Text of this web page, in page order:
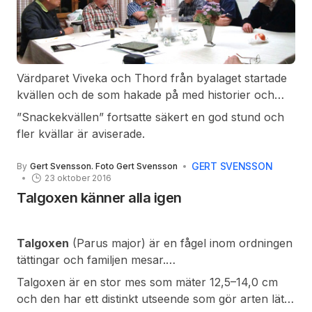
Värdparet Viveka och Thord från byalaget startade
kvällen och de som hakade på med historier och
berättelser var Egon, Alf, Jim, Monika, Jonas,
Hasse, Per och Märta. Det berättades en hel del om
Gottfrid Gunnarsson och som bodde högst upp i
”Gula kaféet”. Han var något av Emmaljungas
alltiallo, en man som ställde upp i ur och skur.
”Snackekvällen” fortsatte säkert en god stund och
fler kvällar är aviserade.
By Gert Svensson. Foto Gert Svensson GERT SVENSSON
23 oktober 2016
Talgoxen känner alla igen
Talgoxen (Parus major) är en fågel inom ordningen
tättingar och familjen mesar.
Talgoxen är en stor mes som mäter 12,5–14,0 cm
och den har ett distinkt utseende som gör arten lätt